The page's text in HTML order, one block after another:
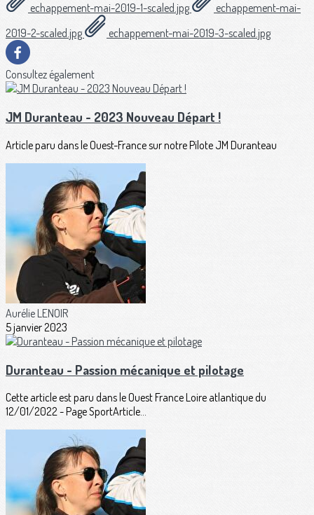
echappement-mai-2019-1-scaled.jpg
echappement-mai-
2019-2-scaled.jpg
echappement-mai-2019-3-scaled.jpg
Consultez également
JM Duranteau - 2023 Nouveau Départ !
Article paru dans le Ouest-France sur notre Pilote JM Duranteau
Aurélie LENOIR
5 janvier 2023
Duranteau - Passion mécanique et pilotage
Cette article est paru dans le Ouest France Loire atlantique du
12/01/2022 - Page SportArticle...